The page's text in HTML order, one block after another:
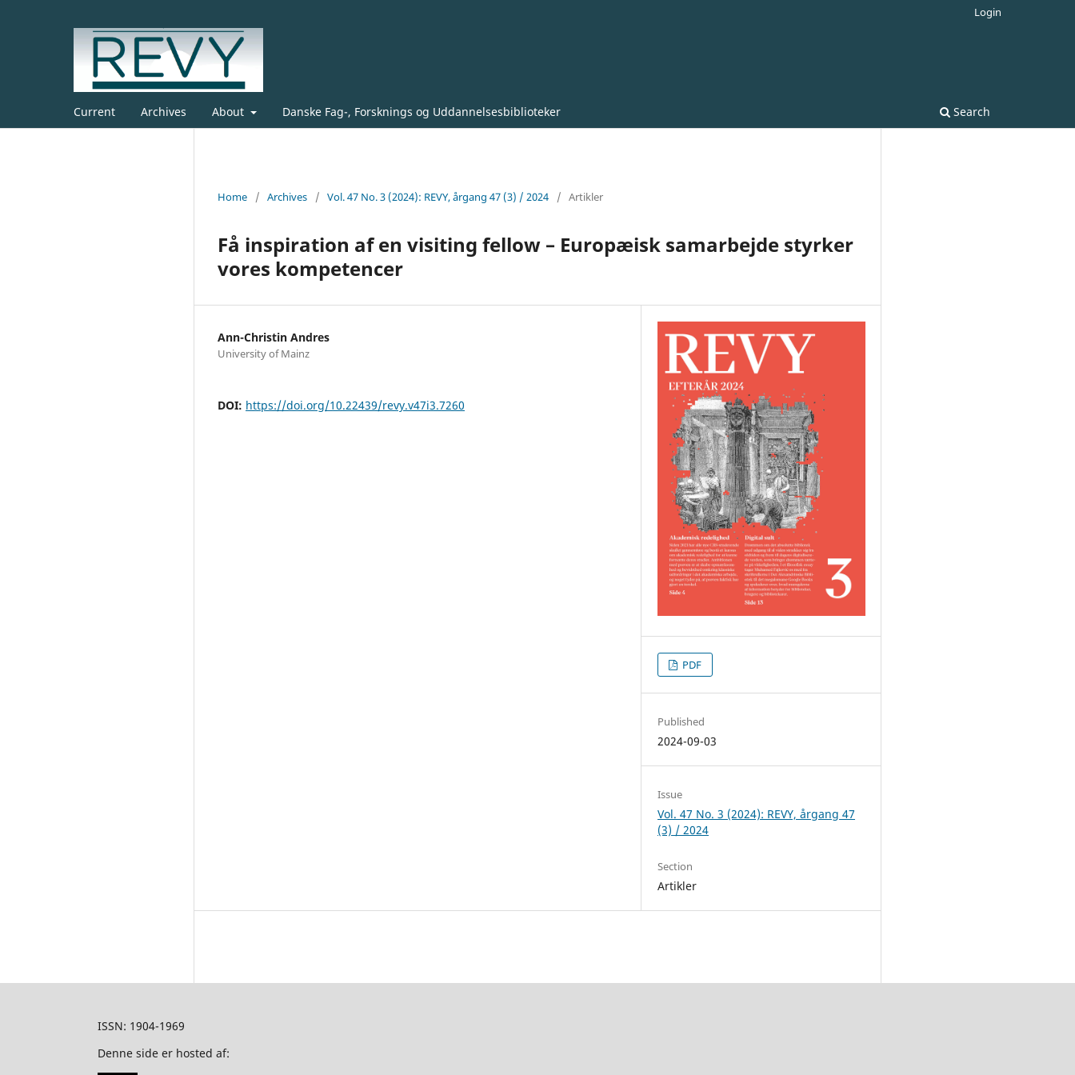
Current Archives About Danske Fag-, Forsknings og Uddannelsesbiblioteker Search
Login
Home / Archives / Vol. 47 No. 3 (2024): REVY, årgang 47 (3) / 2024 / Artikler
Få inspiration af en visiting fellow – Europæisk samarbejde styrker
vores kompetencer
Ann-Christin Andres
University of Mainz
DOI: https://doi.org/10.22439/revy.v47i3.7260
PDF
Published
2024-09-03
Issue
Vol. 47 No. 3 (2024): REVY, årgang 47
(3) / 2024
Section
Artikler
ISSN: 1904-1969
Denne side er hosted af: